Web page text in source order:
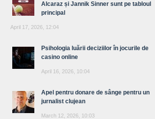
Alcaraz și Jannik Sinner sunt pe tabloul
principal
April 17, 2026, 12:04
Psihologia luării deciziilor în jocurile de
casino online
April 16, 2026, 10:04
Apel pentru donare de sânge pentru un
jurnalist clujean
March 12, 2026, 10:03